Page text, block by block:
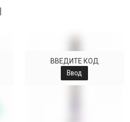
ВВЕДИТЕ КОД
Ввод